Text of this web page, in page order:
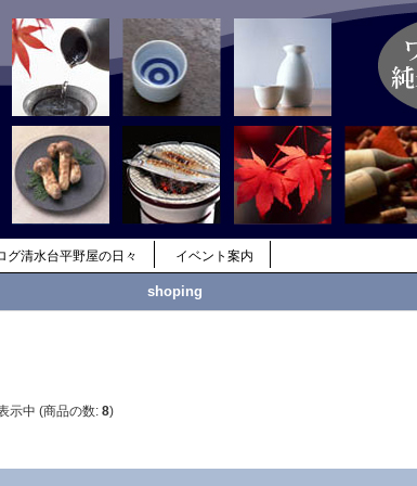
グ清水台平野屋の日々 イベント案内
shoping
示中 (商品の数: 8)